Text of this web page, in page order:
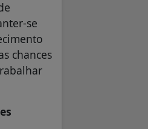
se
chances